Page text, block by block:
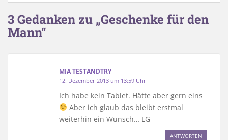
3 Gedanken zu „Geschenke für den
Mann“
MIA TESTANDTRY
12. Dezember 2013 um 13:59 Uhr
Ich habe kein Tablet. Hätte aber gern eins
Aber ich glaub das bleibt erstmal
weiterhin ein Wunsch… LG
ANTWORTEN